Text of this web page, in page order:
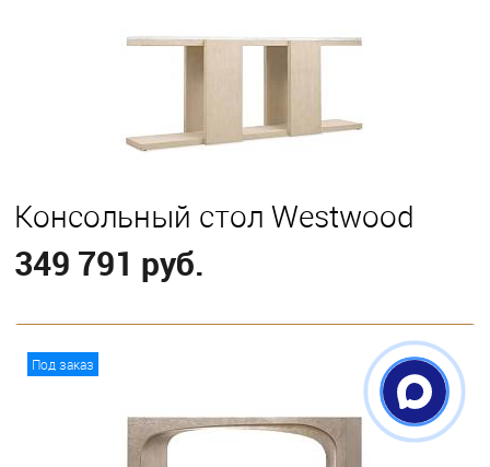
Консольный стол Westwood
349 791 руб.
Под заказ